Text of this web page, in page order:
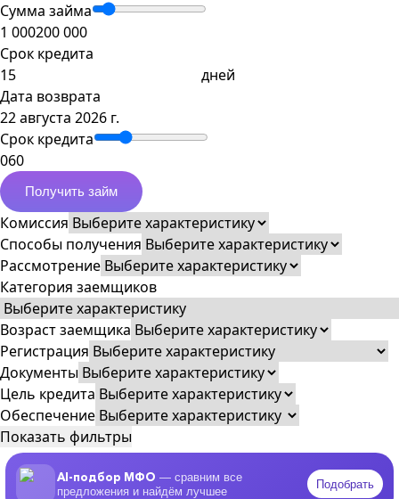
Сумма займа
1 000200 000
Срок кредита
дней
Дата возврата
22 августа 2026 г.
Срок кредита
060
Получить займ
Комиссия
Способы получения
Рассмотрение
Категория заемщиков
Возраст заемщика
Регистрация
Документы
Цель кредита
Обеспечение
Показать фильтры
AI-подбор МФО — сравним все
предложения и найдём лучшее
Подобрать